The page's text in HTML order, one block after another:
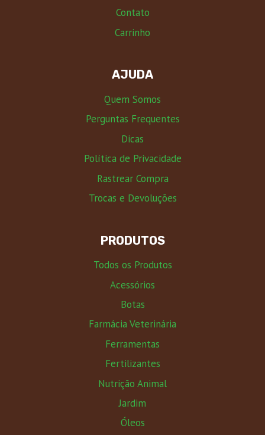
Contato
Carrinho
AJUDA
Quem Somos
Perguntas Frequentes
Dicas
Política de Privacidade
Rastrear Compra
Trocas e Devoluções
PRODUTOS
Todos os Produtos
Acessórios
Botas
Farmácia Veterinária
Ferramentas
Fertilizantes
Nutrição Animal
Jardim
Óleos